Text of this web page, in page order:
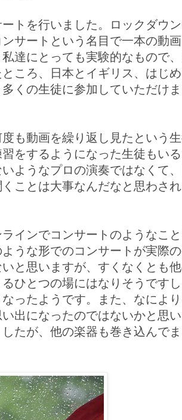
トを行いました。ロックダウ
サートという名目で一本の動画
達にとっても実験的なもので
ころ、日本とイギリス、はじ
くの生徒に参加していただけ
も動画を繰り返し見たという
をするようになった生徒もいる
ようなプロの演奏ではなくて
ことは大事なんだなと思わさ
インでコンサートのようなこ
うな形でのコンサートが実際
と思いますが、すくなくとも他
ひとつの場にはなりそうです
ったようです。また、なによ
出になったのではないかと思い
たが、他の楽器も巻き込んで